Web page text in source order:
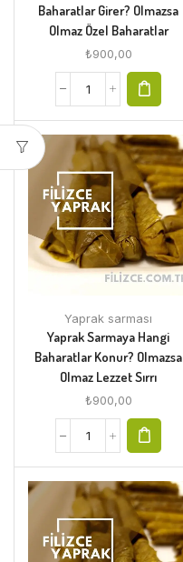
Baharatlar Girer? Olmazsa
Olmaz Özel Baharatlar
₺900,00
Yaprak sarması
Yaprak Sarmaya Hangi
Baharatlar Konur? Olmazsa
Olmaz Lezzet Sırrı
₺900,00